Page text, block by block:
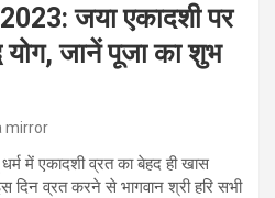
जया एकादशी पर
योग, जानें पूजा का शुभ
mirror
धर्म में एकादशी व्रत का बेहद ही खास
दिन व्रत करने से भागवान श्री हरि सभी